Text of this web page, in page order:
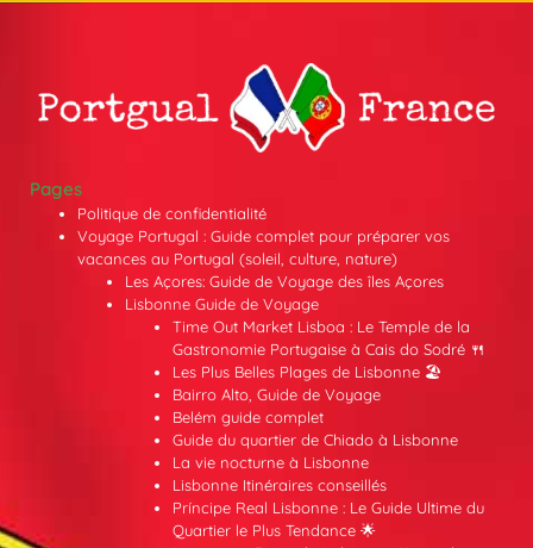
Pages
Politique de confidentialité
Voyage Portugal : Guide complet pour préparer vos
vacances au Portugal (soleil, culture, nature)
Les Açores: Guide de Voyage des îles Açores
Lisbonne Guide de Voyage
Time Out Market Lisboa : Le Temple de la
Gastronomie Portugaise à Cais do Sodré 🍴
Les Plus Belles Plages de Lisbonne 🏖️
Bairro Alto, Guide de Voyage
Belém guide complet
Guide du quartier de Chiado à Lisbonne
La vie nocturne à Lisbonne
Lisbonne Itinéraires conseillés
Príncipe Real Lisbonne : Le Guide Ultime du
Quartier le Plus Tendance 🌟